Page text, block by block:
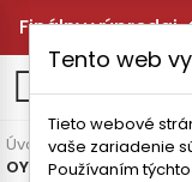
Finálny výpredaj
Úvodná stránka
OYO KLØYVSLEGGE
Tento web
Tieto webové
vaše zariadenie
Používaním